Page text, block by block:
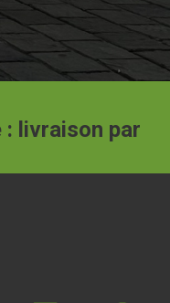
dans la